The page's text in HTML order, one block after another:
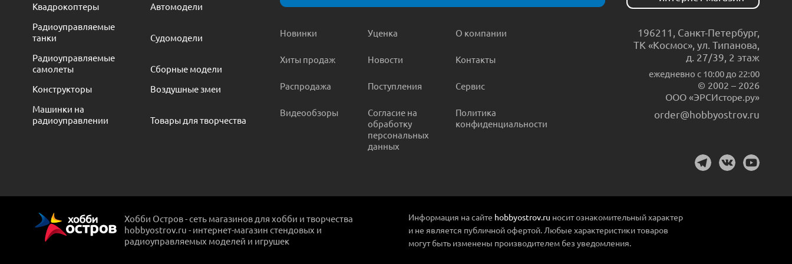
Квадрокоптеры
Автомодели
Радиоуправляемые
танки
Судомодели
Радиоуправляемые
самолеты
Сборные модели
Конструкторы
Воздушные змеи
Машинки на
радиоуправлении
Товары для творчества
Новинки
Хиты продаж
Распродажа
Видеообзоры
Уценка
Новости
Поступления
Согласие на
обработку
персональных
данных
О компании
Контакты
Сервис
Политика
конфиденциальности
196211 Санкт-Петербург,
ТК «Космос», ул. Типанова,
д. 27/39, 2 этаж
ежедневно c 10:00 до 22:00
© 2002 – 2026
ООО «ЭРСИсторе.ру»
order@hobbyostrov.ru
Хобби Остров - сеть магазинов для хобби и творчества
hobbyostrov.ru - интернет-магазин стендовых и
радиоуправляемых моделей и игрушек
Информация на сайте hobbyostrov.ru носит ознакомительный характер
и не является публичной офертой. Любые характеристики товаров
могут быть изменены производителем без уведомления.